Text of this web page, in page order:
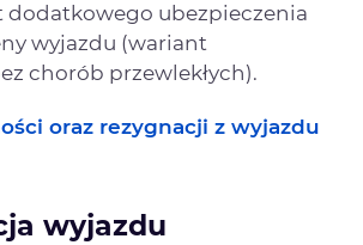
dodatkowego ubezpieczenia
wyjazdu (wariant
chorób przewlekłych).
oraz rezygnacji z wyjazdu
wyjazdu